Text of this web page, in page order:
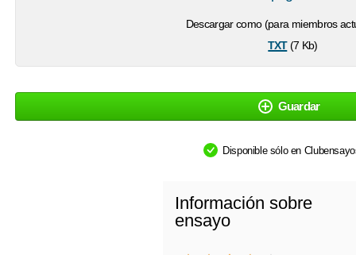
Descargar como (para miembros
txt(7 Kb)
Guardar
Disponible sólo en
Información sobre
ensayo